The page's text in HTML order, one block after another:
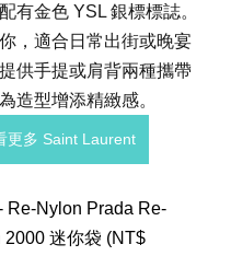
有金色 YSL 銀標標誌。
，適合日常出街或晚宴
供手提或肩背兩種攜帶
造型增添精緻感。
更多 Saint Laurent
Re-Nylon Prada Re-
2000 迷你袋 (NT$